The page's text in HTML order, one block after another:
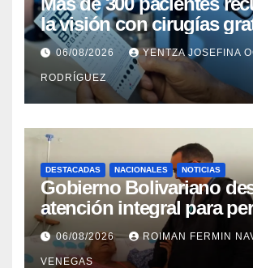
la visión con cirugías
cataratas en Zulia
06/08/2026 YENTZA JOSEFINA
RODRÍGUEZ
DESTACADAS NACIONALES NOTICIAS
Gobierno Bolivariano
atención integral para
con discapacidad en
campamentos de La
06/08/2026 ROIMAN FERMIN
VENEGAS